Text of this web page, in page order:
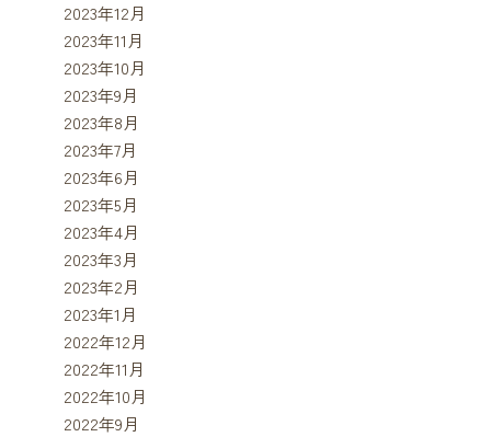
2023年12月
2023年11月
2023年10月
2023年9月
2023年8月
2023年7月
2023年6月
2023年5月
2023年4月
2023年3月
2023年2月
2023年1月
2022年12月
2022年11月
2022年10月
2022年9月